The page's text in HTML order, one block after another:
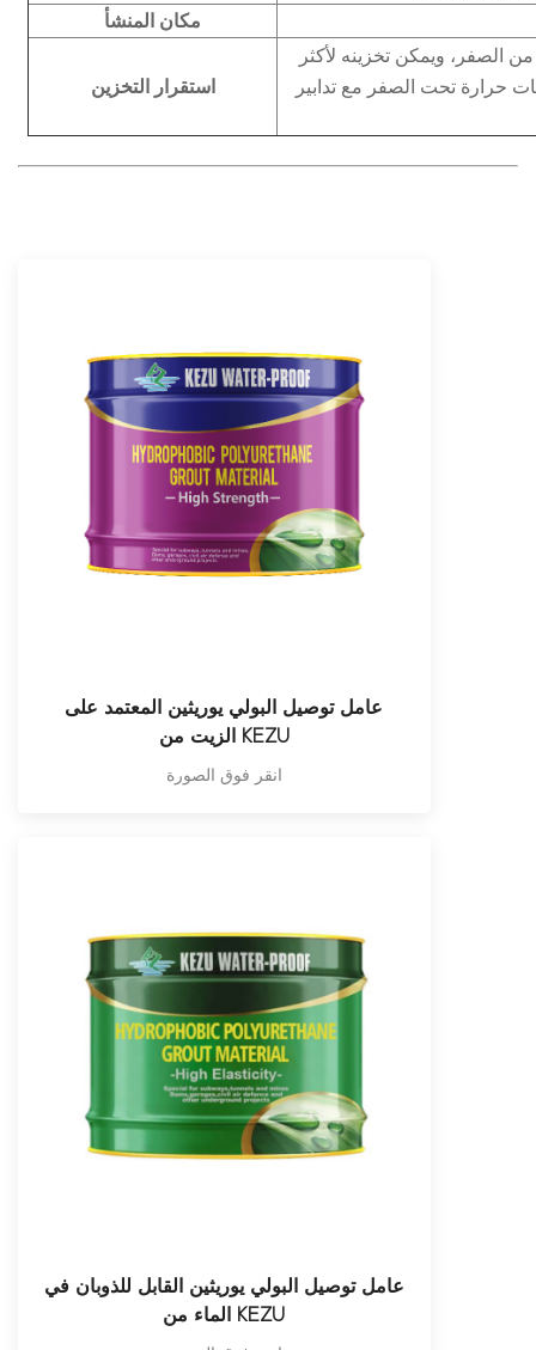
مكان المنشأ
استقرار التخزين
الصفر، ويمكن تخزينه لأكثر
حرارة تحت الصفر مع تدابير
عامل توصيل البولي يوريثين المعتمد على
الزيت من KEZU
انقر فوق الصورة
عامل توصيل البولي يوريثين القابل للذوبان في
الماء من KEZU